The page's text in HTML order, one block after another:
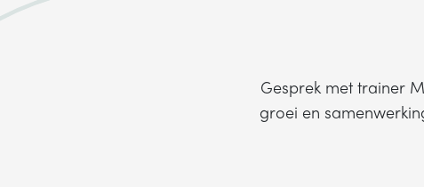
Gesprek met trainer
groei en